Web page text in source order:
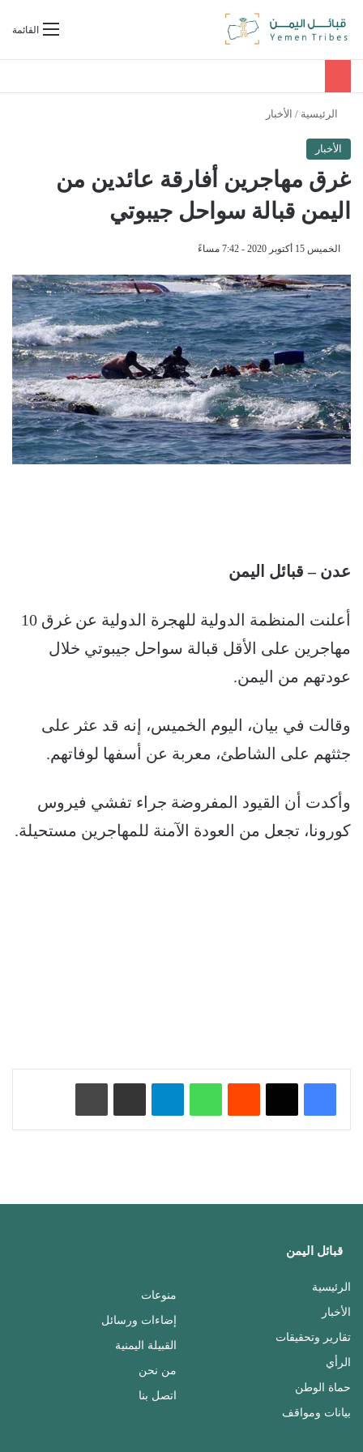
القائمةبحث عن
الرئيسية / الأخبار
الأخبار
غرق مهاجرين أفارقة عائدين من
اليمن قبالة سواحل جيبوتي
الخميس 15 أكتوبر 2020 - 7:42 مساءً
عدن – قبائل اليمن
أعلنت المنظمة الدولية للهجرة الدولية عن غرق 10
مهاجرين على الأقل قبالة سواحل جيبوتي خلال
عودتهم من اليمن.
وقالت في بيان، اليوم الخميس، إنه قد عثر على
جثثهم على الشاطئ، معربة عن أسفها لوفاتهم.
وأكدت أن القيود المفروضة جراء تفشي فيروس
كورونا، تجعل من العودة الآمنة للمهاجرين مستحيلة.
واتساب تيلقرام
قبائل اليمن
الرئيسية
الأخبار
تقارير وتحقيقات
الرأي
حماة الوطن
بيانات ومواقف
منوعات
إضاءات ورسائل
القبيلة اليمنية
من نحن
اتصل بنا